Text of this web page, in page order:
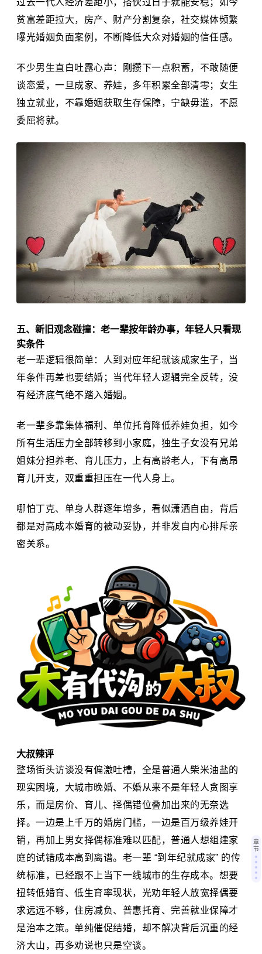
过去一代人经济差距小，搭伙过日子就能安稳；如今
贫富差距拉大，房产、财产分割复杂，社交媒体频繁
曝光婚姻负面案例，不断降低大众对婚姻的信任感。
不少男生直白吐露心声：刚攒下一点积蓄，不敢随便
谈恋爱，一旦成家、养娃，多年积累全部清零；女生
独立就业，不靠婚姻获取生存保障，宁缺毋滥，不愿
委屈将就。
五、新旧观念碰撞：老一辈按年龄办事，年轻人只看现
实条件
老一辈逻辑很简单：人到对应年纪就该成家生子，当
年条件再差也要结婚；当代年轻人逻辑完全反转，没
有经济底气绝不踏入婚姻。
老一辈多靠集体福利、单位托育降低养娃负担，如今
所有生活压力全部转移到小家庭，独生子女没有兄弟
姐妹分担养老、育儿压力，上有高龄老人，下有高昂
育儿开支，双重重担压在一代人身上。
哪怕丁克、单身人群逐年增多，看似潇洒自由，背后
都是对高成本婚育的被动妥协，并非发自内心排斥亲
密关系。
大叔辣评
整场街头访谈没有偏激吐槽，全是普通人柴米油盐的
现实困境，大城市晚婚、不婚从来不是年轻人贪图享
乐，而是房价、育儿、择偶错位叠加出来的无奈选
择。一边是上千万的婚房门槛，一边是百万级养娃开
销，再加上男女择偶标准难以匹配，普通人想组建家
庭的试错成本高到离谱。老一辈 “到年纪就成家” 的传
统标准，已经跟不上当下一线城市的生存成本。想要
扭转低婚育、低生育率现状，光劝年轻人放宽择偶要
求远远不够，住房减负、普惠托育、完善就业保障才
是治本之策。单纯催促结婚，却不解决背后沉重的经
济大山，再多劝说也只是空谈。
章
节